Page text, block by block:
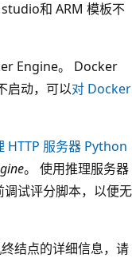
和 ARM 模板不
Engine。 Docker
启动，可以对 Docker
服务器 Python
。 使用推理服务器
试评分脚本，以便无
结点的详细信息，请